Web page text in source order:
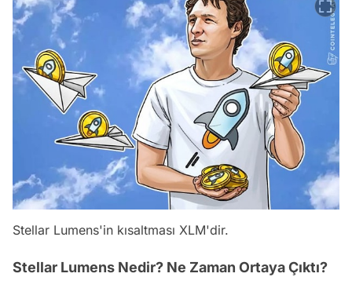
Stellar Lumens'in kısaltması XLM'dir.
Stellar Lumens Nedir? Ne Zaman Ortaya Çıktı?